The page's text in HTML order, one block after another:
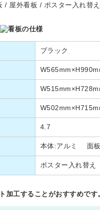
/ 屋外看板 / ポスター入れ替
ブラック
4.7
本体:アルミ 面板
ポスター入れ替え
加工することがおすすめで